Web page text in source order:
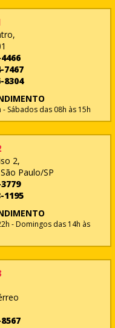
7467
8304
- Sábados das 08h às 15h
2,
Paulo/SP
1195
- Domingos das 14h às